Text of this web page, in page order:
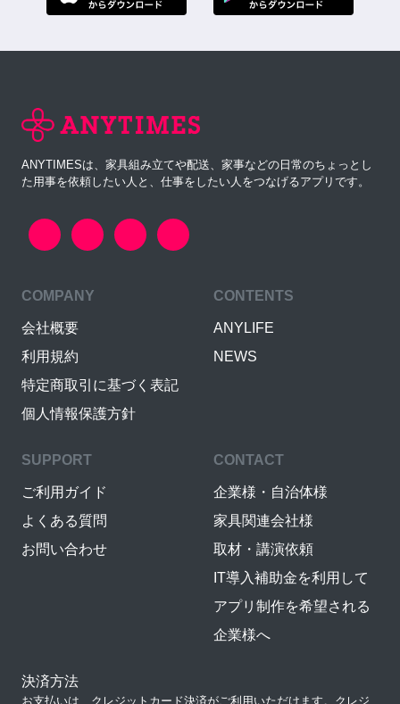
ANYTIMESは、家具組み立てや配送、家事などの日常のちょっとし
た用事を依頼したい人と、仕事をしたい人をつなげるアプリです。
COMPANY
会社概要
利用規約
特定商取引に基づく表記
個人情報保護方針
CONTENTS
ANYLIFE
NEWS
SUPPORT
ご利用ガイド
よくある質問
お問い合わせ
CONTACT
企業様・自治体様
家具関連会社様
取材・講演依頼
IT導入補助金を利用して
アプリ制作を希望される
企業様へ
決済方法
お支払いは、クレジットカード決済がご利用いただけます。クレジ